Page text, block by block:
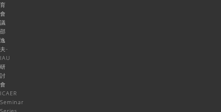
育
會
議
邵
逸
夫-
IAU
研
討
會
ICAER
Seminar